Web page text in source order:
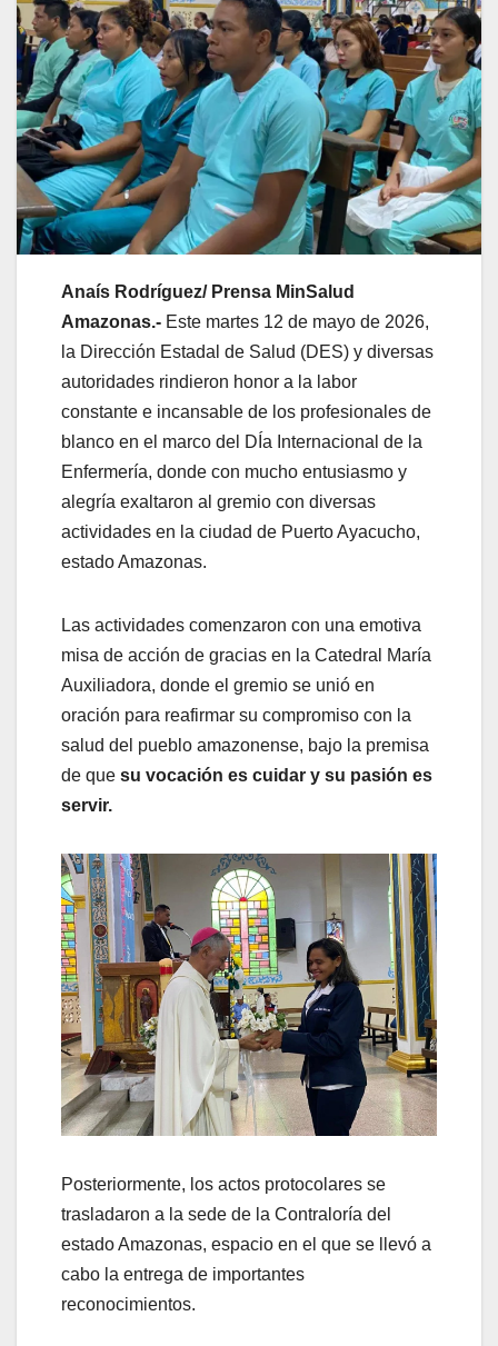
Anaís Rodríguez/ Prensa MinSalud
Amazonas.- Este martes 12 de mayo de 2026,
la Dirección Estadal de Salud (DES) y diversas
autoridades rindieron honor a la labor
constante e incansable de los profesionales de
blanco en el marco del DÍa Internacional de la
Enfermería, donde con mucho entusiasmo y
alegría exaltaron al gremio con diversas
actividades en la ciudad de Puerto Ayacucho,
estado Amazonas.
Las actividades comenzaron con una emotiva
misa de acción de gracias en la Catedral María
Auxiliadora, donde el gremio se unió en
oración para reafirmar su compromiso con la
salud del pueblo amazonense, bajo la premisa
de que su vocación es cuidar y su pasión es
servir.
Posteriormente, los actos protocolares se
trasladaron a la sede de la Contraloría del
estado Amazonas, espacio en el que se llevó a
cabo la entrega de importantes
reconocimientos.